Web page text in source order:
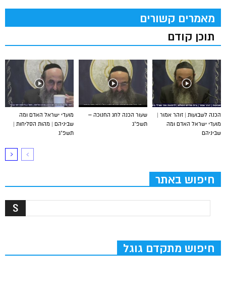
מאמרים קשורים
תוכן קודם
מועדי ישראל האדם ומה
שביניהם | מהות הסליחות |
תשפ”ג
שעור הכנה לחג החנוכה –
תשפ”ג
הכנה לשבועות | זוהר אמור |
מועדי ישראל האדם ומה
שביניהם
חיפוש באתר
חיפוש מתקדם גוגל